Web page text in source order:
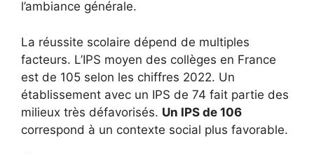
l’ambiance générale.
La réussite scolaire dépend de multiples
facteurs. L’IPS moyen des collèges en France
est de 105 selon les chiffres 2022. Un
établissement avec un IPS de 74 fait partie des
milieux très défavorisés. Un IPS de 106
correspond à un contexte social plus favorable.